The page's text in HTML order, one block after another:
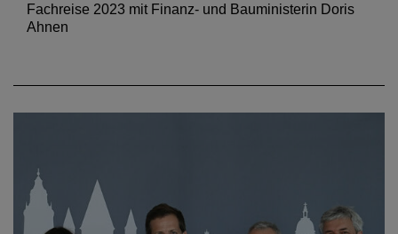
Fachreise 2023 mit Finanz- und Bauministerin Doris
Ahnen